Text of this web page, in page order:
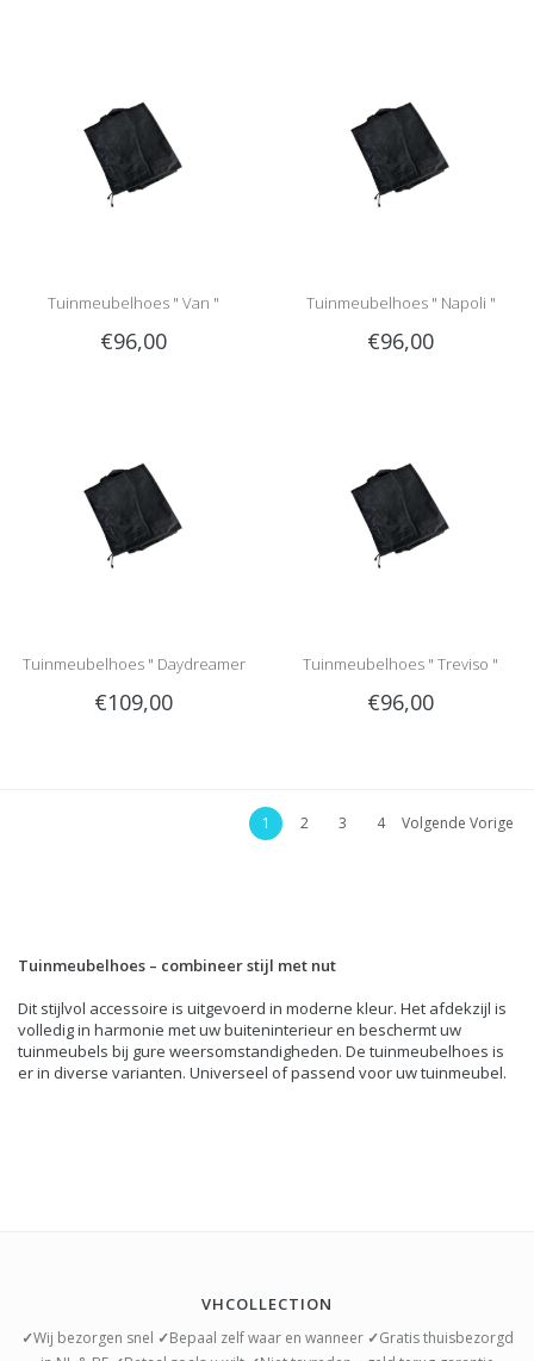
Tuinmeubelhoes " Van "
€96,00
Tuinmeubelhoes " Napoli "
€96,00
Tuinmeubelhoes " Daydreamer
XXL "
€109,00
Tuinmeubelhoes " Treviso "
€96,00
1 2 3 4 Volgende Vorige
Tuinmeubelhoes – combineer stijl met nut
Dit stijlvol accessoire is uitgevoerd in moderne kleur. Het afdekzijl is
volledig in harmonie met uw buiteninterieur en beschermt uw
tuinmeubels bij gure weersomstandigheden. De tuinmeubelhoes is
er in diverse varianten. Universeel of passend voor uw tuinmeubel.
VHCOLLECTION
✓Wij bezorgen snel ✓Bepaal zelf waar en wanneer ✓Gratis thuisbezorgd